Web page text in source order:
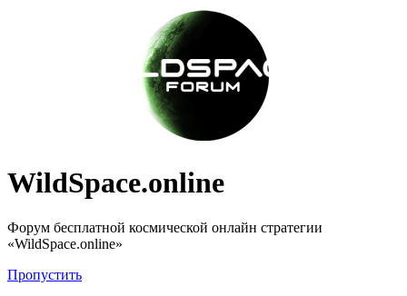
WildSpace.online
Форум бесплатной космической онлайн стратегии
«WildSpace.online»
Пропустить